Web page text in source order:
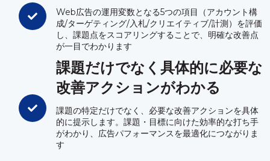
Web広告の運用変数となる5つの項目（アカウント構
成/ターゲティング/入札/クリエイティブ/計測）を評価
し、課題点をスコアリングすることで、明確な改善点
が一目でわかります
課題だけでなく具体的に必要な
改善アクションがわかる
課題の特定だけでなく、必要な改善アクションを具体
的に提示します。課題・目標に向けた効率的な打ち手
がわかり、広告パフォーマンスを最適化につながりま
す